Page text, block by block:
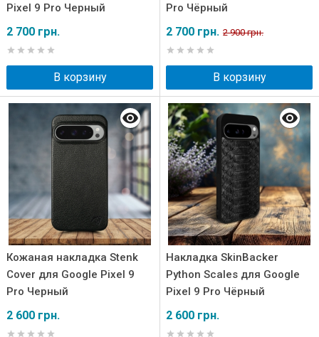
Pixel 9 Pro Черный
2 700 грн.
В корзину
Pro Чёрный
2 700 грн. 2 900 грн.
В корзину
Кожаная накладка Stenk
Cover для Google Pixel 9
Pro Черный
2 600 грн.
Накладка SkinBacker
Python Scales для Google
Pixel 9 Pro Чёрный
2 600 грн.